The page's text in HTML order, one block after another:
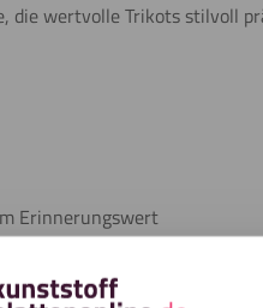
die wertvolle Trikots stilvoll
Erinnerungswert
Veranstaltungen